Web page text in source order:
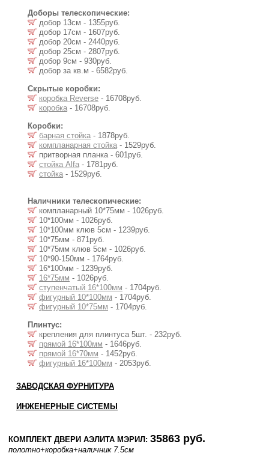
Доборы телескопические:
добор 13см - 1355руб.
добор 17см - 1607руб.
добор 20см - 2440руб.
добор 25см - 2807руб.
добор 9см - 930руб.
добор за кв.м - 6582руб.
Скрытые коробки:
коробка Reverse - 16708руб.
коробка - 16708руб.
Коробки:
барная стойка - 1878руб.
компланарная стойка - 1529руб.
притворная планка - 601руб.
стойка Alfa - 1781руб.
стойка - 1529руб.
Наличники телескопические:
компланарный 10*75мм - 1026руб.
10*100мм - 1026руб.
10*100мм клюв 5см - 1239руб.
10*75мм - 871руб.
10*75мм клюв 5см - 1026руб.
10*90-150мм - 1764руб.
16*100мм - 1239руб.
16*75мм - 1026руб.
ступенчатый 16*100мм - 1704руб.
фигурный 10*100мм - 1704руб.
фигурный 10*75мм - 1704руб.
Плинтус:
крепления для плинтуса 5шт. - 232руб.
прямой 16*100мм - 1646руб.
прямой 16*70мм - 1452руб.
фигурный 16*100мм - 2053руб.
ЗАВОДСКАЯ ФУРНИТУРА
ИНЖЕНЕРНЫЕ СИСТЕМЫ
КОМПЛЕКТ ДВЕРИ АЭЛИТА МЭРИЛ: 35863 руб.
полотно+коробка+наличник 7.5см